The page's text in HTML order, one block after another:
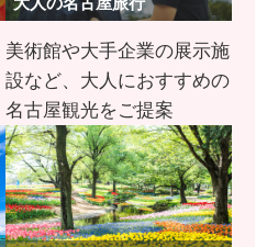
美術館や大手企業の展示施
設など、大人におすすめの
名古屋観光をご提案